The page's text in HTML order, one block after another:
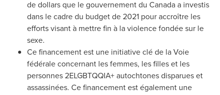
de dollars que le gouvernement du Canadaa investis
dans le cadre du budget de 2021 pour accroître les
efforts visant à mettre fin à la violence fondée sur le
sexe.
Ce financement est une initiative clé de la Voie
fédérale concernant les femmes, les filles et les
personnes 2ELGBTQQIA+ autochtones disparues et
assassinées. Ce financement est également une